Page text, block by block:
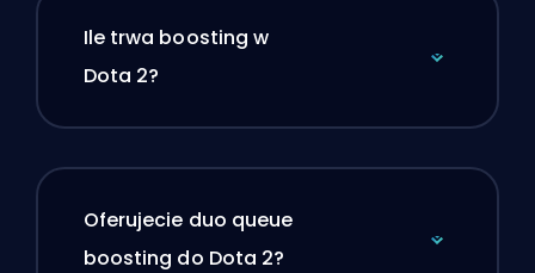
Ile trwa boosting w
Dota 2?
Oferujecie duo queue
boosting do Dota 2?